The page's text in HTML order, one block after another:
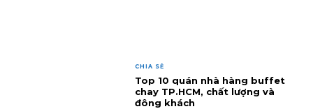
CHIA SẺ
Top 10 quán nhà hàng buffet
chay TP.HCM, chất lượng và
đông khách